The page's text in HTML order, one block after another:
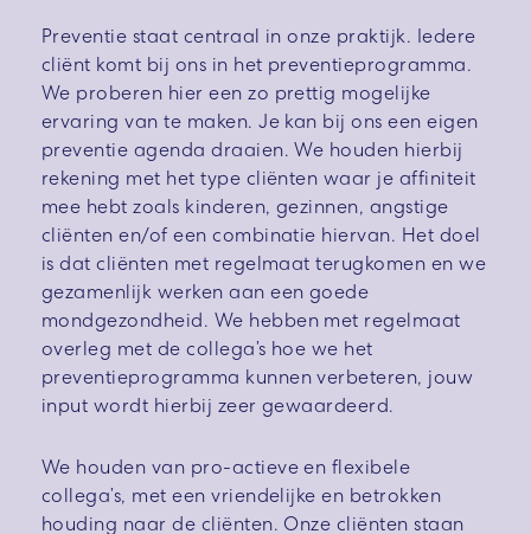
Preventie staat centraal in onze praktijk. Iedere
cliënt komt bij ons in het preventieprogramma.
We proberen hier een zo prettig mogelijke
ervaring van te maken. Je kan bij ons een eigen
preventie agenda draaien. We houden hierbij
rekening met het type cliënten waar je affiniteit
mee hebt zoals kinderen, gezinnen, angstige
cliënten en/of een combinatie hiervan. Het doel
is dat cliënten met regelmaat terugkomen en we
gezamenlijk werken aan een goede
mondgezondheid. We hebben met regelmaat
overleg met de collega’s hoe we het
preventieprogramma kunnen verbeteren, jouw
input wordt hierbij zeer gewaardeerd.
We houden van pro-actieve en flexibele
collega’s, met een vriendelijke en betrokken
houding naar de cliënten. Onze cliënten staan